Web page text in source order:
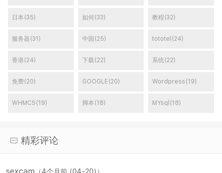
日本(35) 如何(33) 教程(32)
服务器(31) 中国(25) tototel(24)
香港(24) 下载(22) 系统(22)
免费(20) GOOGLE(20) Wordpress(19)
WHMCS(19) 脚本(18) MYsql(18)
精彩评论
sexcam （4个月前 (04-20)）